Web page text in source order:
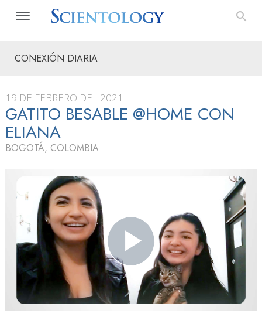
CONEXIÓN DIARIA
19 DE FEBRERO DEL 2021
GATITO BESABLE @HOME CON
ELIANA
BOGOTÁ, COLOMBIA